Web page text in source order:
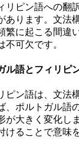
リピン語への翻
あります。文法
繁に起こる間違
不可欠です。
ル語とフィリピ
ピン語は、文法
、ポルトガル語
が大きく変化し
けることで意味